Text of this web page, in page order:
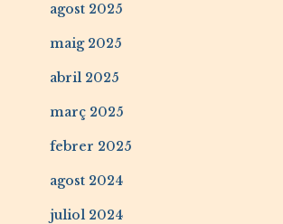
agost 2025
maig 2025
abril 2025
març 2025
febrer 2025
agost 2024
juliol 2024